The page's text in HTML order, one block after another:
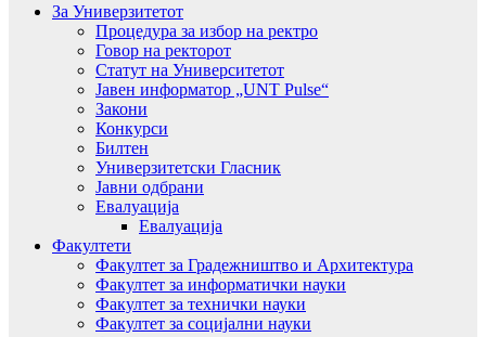
За Универзитетот
Процедура за избор на ректро
Говор на ректорот
Статут на Университетот
Јавен информатор „UNT Pulse“
Закони
Конкурси
Билтен
Универзитетски Гласник
Јавни одбрани
Евалуација
Евалуација
Факултети
Факултет за Градежништво и Архитектура
Факултет за информатички науки
Факултет за технички науки
Факултет за социјални науки